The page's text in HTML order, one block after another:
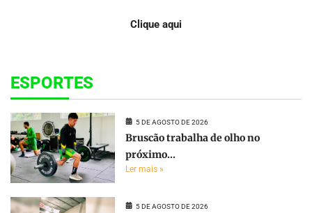
Clique aqui
ESPORTES
5 DE AGOSTO DE 2026
Bruscão trabalha de olho no
próximo...
Ler mais »
5 DE AGOSTO DE 2026